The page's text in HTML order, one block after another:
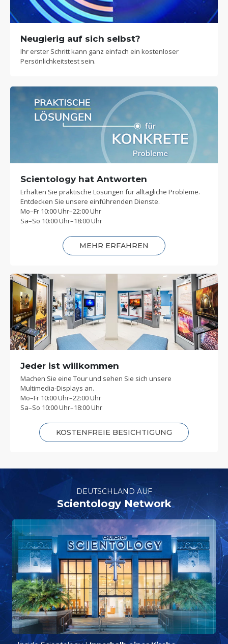
Neugierig auf sich selbst?
Ihr erster Schritt kann ganz einfach ein kostenloser
Persönlichkeitstest sein.
Scientology hat Antworten
Erhalten Sie praktische Lösungen für alltägliche Probleme.
Entdecken Sie unsere einführenden Dienste.
Mo–Fr 10:00 Uhr–22:00 Uhr
Sa–So 10:00 Uhr–18:00 Uhr
MEHR ERFAHREN
Jeder ist willkommen
Machen Sie eine Tour und sehen Sie sich unsere
Multimedia-Displays an.
Mo–Fr 10:00 Uhr–22:00 Uhr
Sa–So 10:00 Uhr–18:00 Uhr
KOSTENFREIE BESICHTIGUNG
DEUTSCHLAND AUF
Scientology Network